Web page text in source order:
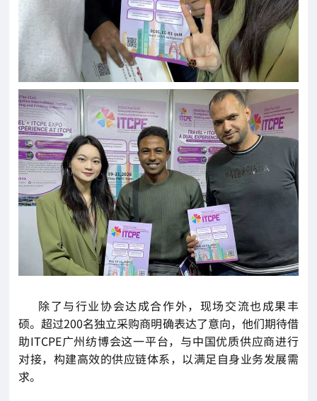
除了与行业协会达成合作外，现场交流也成果丰
硕。超过200名独立采购商明确表达了意向，他们期待借
助ITCPE广州纺博会这一平台，与中国优质供应商进行
对接，构建高效的供应链体系，以满足自身业务发展需
求。